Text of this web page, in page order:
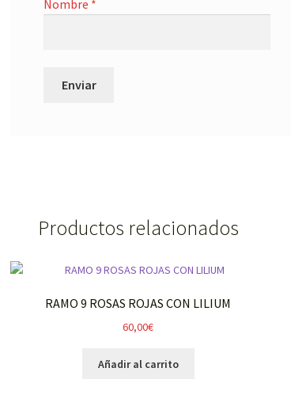
Nombre *
Productos relacionados
RAMO 9 ROSAS ROJAS CON LILIUM
60,00€
Añadir al carrito